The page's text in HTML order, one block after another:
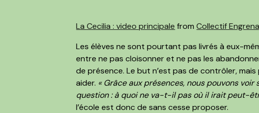
La Cecilia : video principale fromCollectif
Les élèves ne sont pourtant pas livrés à eux-
entre ne pas cloisonner et ne pas les
de présence. Le but n’est pas de contrôler,
aider. « Grâce aux présences, nous pouvons
question : à quoi ne va-t-il pas où il irait peut-
l’école est donc de sans cesse proposer.